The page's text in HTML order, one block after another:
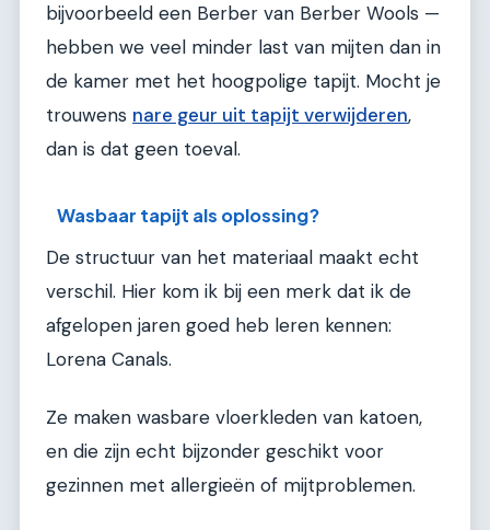
bijvoorbeeld een Berber van Berber Wools —
hebben we veel minder last van mijten dan in
de kamer met het hoogpolige tapijt. Mocht je
trouwens nare geur uit tapijt verwijderen,
dan is dat geen toeval.
Wasbaar tapijt als oplossing?
De structuur van het materiaal maakt echt
verschil. Hier kom ik bij een merk dat ik de
afgelopen jaren goed heb leren kennen:
Lorena Canals.
Ze maken wasbare vloerkleden van katoen,
en die zijn echt bijzonder geschikt voor
gezinnen met allergieën of mijtproblemen.